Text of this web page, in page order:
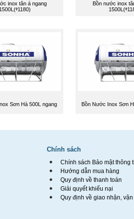
inox tân á ngang
Bồn nước inox
Sơn Hà 500L ngang Bồn Nước Inox Sơn
Chính sách
Chính sách Bảo mật thông
Hướng dẫn mua hàng
Quy định về thanh toán
Giải quyết khiếu nại
Quy định về giao nhận,